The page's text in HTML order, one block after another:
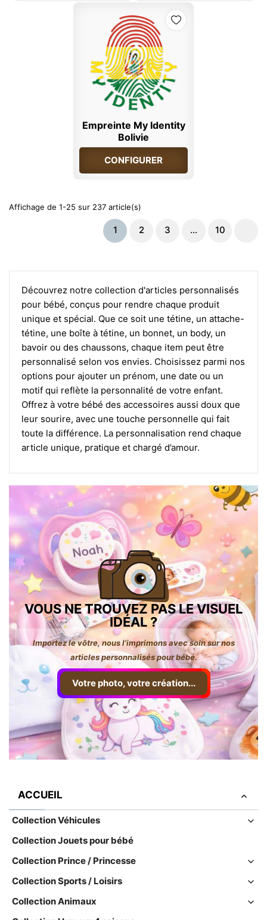
Empreinte My Identity
Bolivie
CONFIGURER
Affichage de 1-25 sur 237 article(s)
1 2 3 … 10
Découvrez notre collection d'articles personnalisés
pour bébé, conçus pour rendre chaque produit
unique et spécial. Que ce soit une tétine, un attache-
tétine, une boîte à tétine, un bonnet, un body, un
bavoir ou des chaussons, chaque item peut être
personnalisé selon vos envies. Choisissez parmi nos
options pour ajouter un prénom, une date ou un
motif qui reflète la personnalité de votre enfant.
Offrez à votre bébé des accessoires aussi doux que
leur sourire, avec une touche personnelle qui fait
toute la différence. La personnalisation rend chaque
article unique, pratique et chargé d’amour.
VOUS NE TROUVEZ PAS LE VISUEL
IDÉAL ?
Importez le vôtre, nous l’imprimons avec soin sur nos
articles personnalisés pour bébé.
Votre photo, votre création...
ACCUEIL
Collection Véhicules
Collection Jouets pour bébé
Collection Prince / Princesse
Collection Sports / Loisirs
Collection Animaux